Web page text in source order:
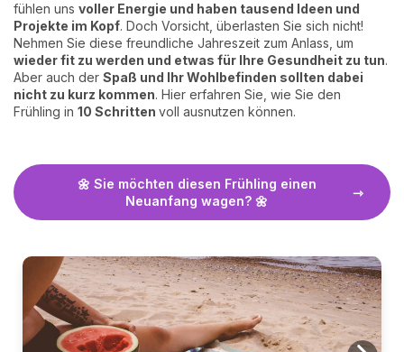
fühlen uns voller Energie und haben tausend Ideen und
Projekte im Kopf. Doch Vorsicht, überlasten Sie sich nicht!
Nehmen Sie diese freundliche Jahreszeit zum Anlass, um
wieder fit zu werden und etwas für Ihre Gesundheit zu tun.
Aber auch der Spaß und Ihr Wohlbefinden sollten dabei
nicht zu kurz kommen. Hier erfahren Sie, wie Sie den
Frühling in 10 Schritten voll ausnutzen können.
🌼 Sie möchten diesen Frühling einen
Neuanfang wagen? 🌼